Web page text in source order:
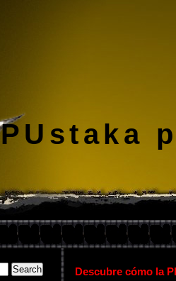
PUstaka
Descubre cómo la